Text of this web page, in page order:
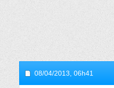
08/04/2013, 06h41